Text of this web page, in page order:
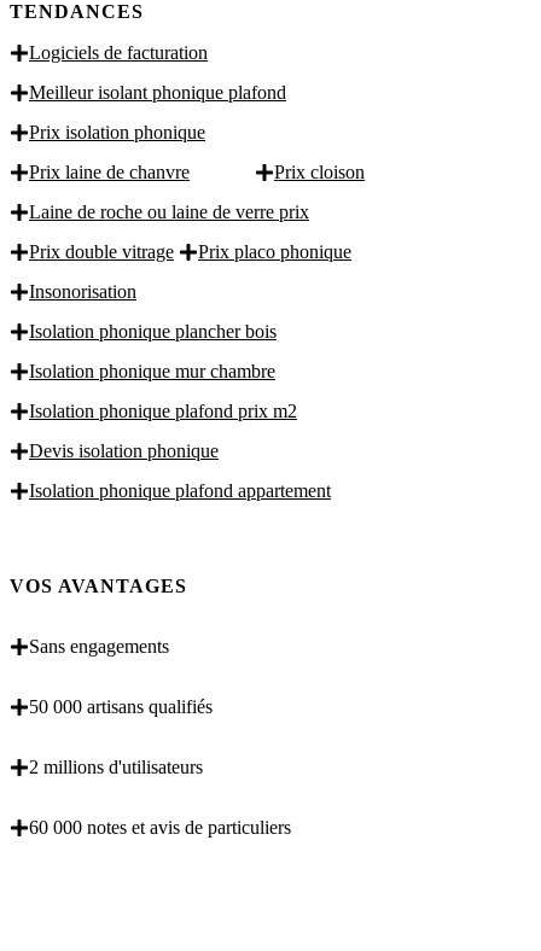
TENDANCES
Logiciels de facturation
Meilleur isolant phonique plafond
Prix isolation phonique
Prix laine de chanvre
Prix cloison
Laine de roche ou laine de verre prix
Prix double vitrage
Prix placo phonique
Insonorisation
Isolation phonique plancher bois
Isolation phonique mur chambre
Isolation phonique plafond prix m2
Devis isolation phonique
Isolation phonique plafond appartement
VOS AVANTAGES
Sans engagements
50 000 artisans qualifiés
2 millions d'utilisateurs
60 000 notes et avis de particuliers